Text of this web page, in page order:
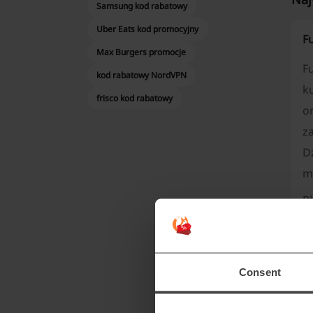
Consent
Samsung kod rabatowy
Uber Eats kod promocyjny
Max Burgers promocje
kod rabatowy NordVPN
frisco kod rabatowy